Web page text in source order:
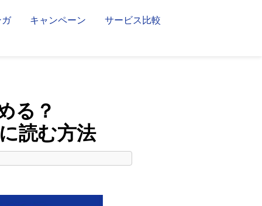
キャンペーン サービス比較
る？
読む方法